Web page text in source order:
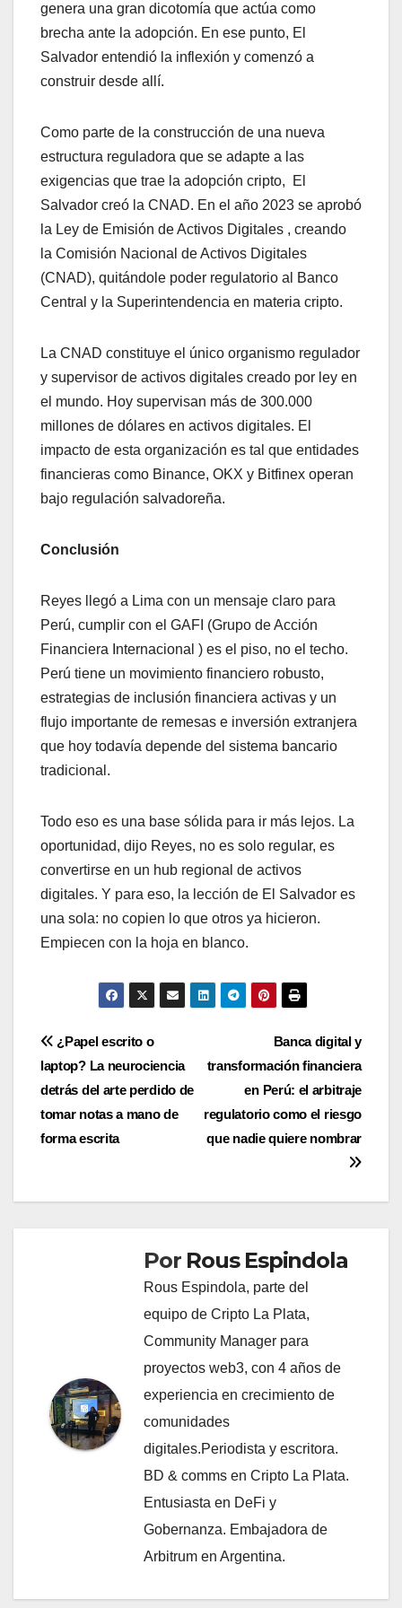
genera una gran dicotomía que actúa como
brecha ante la adopción. En ese punto, El
Salvador entendió la inflexión y comenzó a
construir desde allí.
Como parte de la construcción de una nueva
estructura reguladora que se adapte a las
exigencias que trae la adopción cripto, El
Salvador creó la CNAD. En el año 2023 se aprobó
la Ley de Emisión de Activos Digitales , creando
la Comisión Nacional de Activos Digitales
(CNAD), quitándole poder regulatorio al Banco
Central y la Superintendencia en materia cripto.
La CNAD constituye el único organismo regulador
y supervisor de activos digitales creado por ley en
el mundo. Hoy supervisan más de 300.000
millones de dólares en activos digitales. El
impacto de esta organización es tal que entidades
financieras como Binance, OKX y Bitfinex operan
bajo regulación salvadoreña.
Conclusión
Reyes llegó a Lima con un mensaje claro para
Perú, cumplir con el GAFI (Grupo de Acción
Financiera Internacional ) es el piso, no el techo.
Perú tiene un movimiento financiero robusto,
estrategias de inclusión financiera activas y un
flujo importante de remesas e inversión extranjera
que hoy todavía depende del sistema bancario
tradicional.
Todo eso es una base sólida para ir más lejos. La
oportunidad, dijo Reyes, no es solo regular, es
convertirse en un hub regional de activos
digitales. Y para eso, la lección de El Salvador es
una sola: no copien lo que otros ya hicieron.
Empiecen con la hoja en blanco.
Navegación
de
entradas
Banca digital y
transformación financiera
en Perú: el arbitraje
regulatorio como el riesgo
que nadie quiere nombrar
¿Papel escrito o
laptop? La neurociencia
detrás del arte perdido de
tomar notas a mano de
forma escrita
Por Rous Espindola
Rous Espindola, parte del
equipo de Cripto La Plata,
Community Manager para
proyectos web3, con 4 años de
experiencia en crecimiento de
comunidades
digitales.Periodista y escritora.
BD & comms en Cripto La Plata.
Entusiasta en DeFi y
Gobernanza. Embajadora de
Arbitrum en Argentina.